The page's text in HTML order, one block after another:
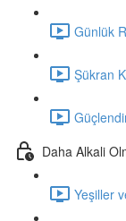
Günlük
Şükran
Daha Alkali
Yeşiller